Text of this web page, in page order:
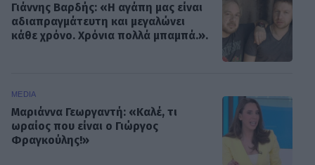
Γιάννης Βαρδής: «Η αγάπη μας είναι
αδιαπραγμάτευτη και μεγαλώνει
κάθε χρόνο. Χρόνια πολλά μπαμπά.».
MEDIA
Μαριάννα Γεωργαντή: «Καλέ, τι
ωραίος που είναι ο Γιώργος
Φραγκούλης!»